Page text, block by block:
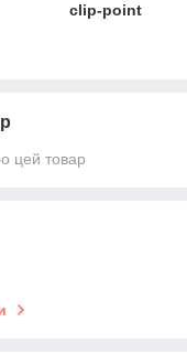
clip-point
цей товар